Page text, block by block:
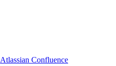
Atlassian Confluence